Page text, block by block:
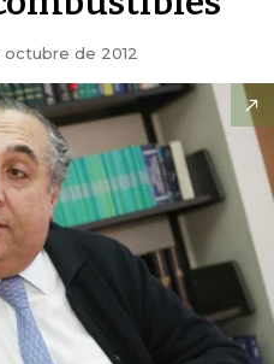
octubre de 2012